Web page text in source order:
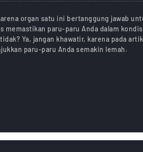
organ satu ini bertanggung jawab
paru-paru Anda dalam
Ya, jangan khawatir, karena pada
paru-paru Anda semakin lemah.